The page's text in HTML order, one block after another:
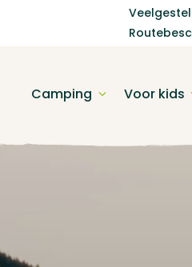
Camping Voor kids